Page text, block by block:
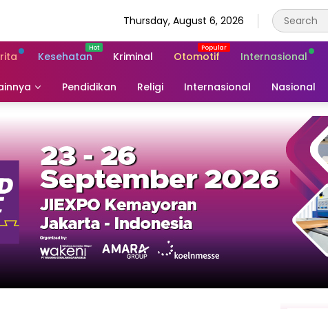
Thursday, August 6, 2026
Kesehatan Kriminal Otomotif Internasional
Pendidikan Religi Internasional Nasional